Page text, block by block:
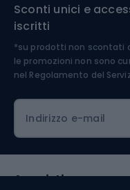
Medicina dello
Abbigliamento
Sconti unici e
iscritti
*su prodotti non scontati
le promozioni non sono
nel Regolamento del
Indirizzo e-mail
Acquisti